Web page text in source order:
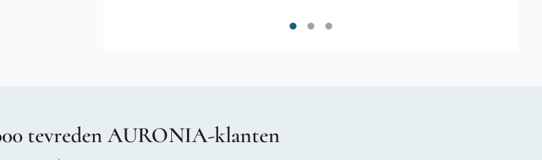
tevreden AURONIA-klanten